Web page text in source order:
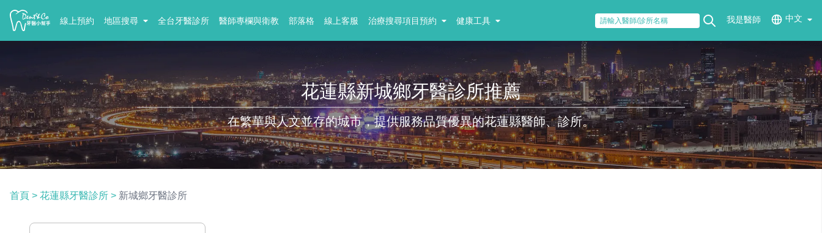
線上預約 地區搜尋 全台牙醫診所 醫師專欄與衛教 部落格 線上客服 治療搜尋項目預約 健康工具 我是醫師 中文
花蓮縣新城鄉牙醫診所推薦
在繁華與人文並存的城市，提供服務品質優異的花蓮縣醫師、診所。
首頁 > 花蓮縣牙醫診所 > 新城鄉牙醫診所